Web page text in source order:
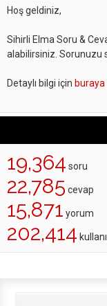
Hoş geldiniz,
Sihirli Elma Soru &
alabilirsiniz. Sorunuzu
Detaylı bilgi için buraya
19,364 soru
22,785 cevap
15,871 yorum
202,414